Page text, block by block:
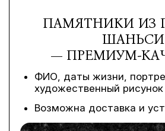
ПАМЯТНИКИ ИЗ
ШАНЬСИ
— ПРЕМИУМ-
ФИО, даты жизни,
художественный
Возможна доставка и